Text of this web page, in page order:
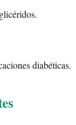
diabéticas.